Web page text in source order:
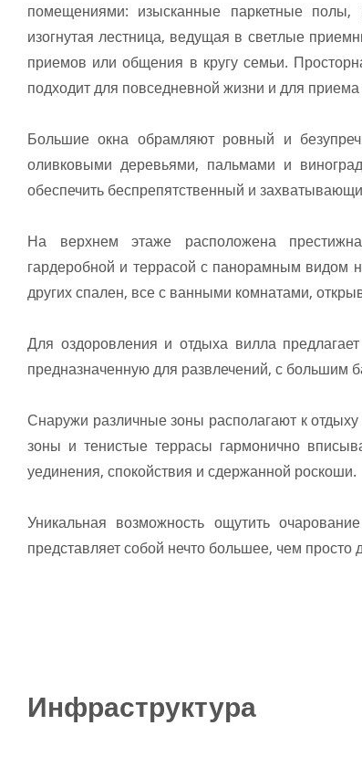
помещениями: изысканные паркетные
изогнутая лестница, ведущая в светлые
приемов или общения в кругу семьи.
подходит для повседневной жизни и для
Большие окна обрамляют ровный и
оливковыми деревьями, пальмами и
обеспечить беспрепятственный и
На верхнем этаже расположена
гардеробной и террасой с панорамным видом
других спален, все с ванными комнатами,
Для оздоровления и отдыха вилла
предназначенную для развлечений, с большим
Снаружи различные зоны располагают к
зоны и тенистые террасы гармонично
уединения, спокойствия и сдержанной роскоши.
Уникальная возможность ощутить
представляет собой нечто большее, чем
Инфраструктура